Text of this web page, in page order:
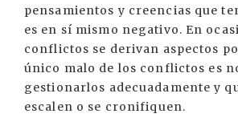
pensamientos y creencias que
es en sí mismo negativo. En
conflictos se derivan aspectos
único malo de los conflictos es
gestionarlos adecuadamente y
escalen o se cronifiquen.